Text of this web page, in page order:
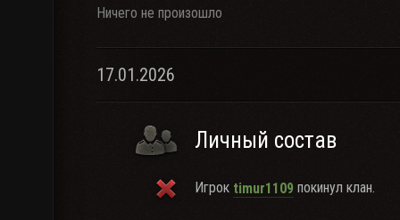
Ничего не произошло
17.01.2026
Личный состав
Игрок timur1109 покинул клан.